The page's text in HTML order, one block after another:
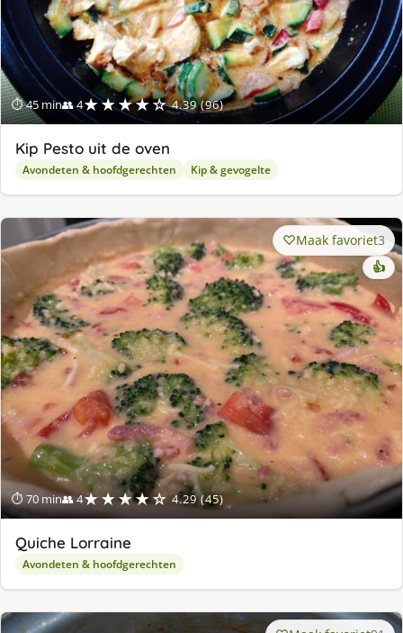
⏱ 45 min👥 4★★★★☆ 4.39 (96)
Kip Pesto uit de oven
Avondeten & hoofdgerechten Kip & gevogelte
⏱ 70 min👥 4★★★★☆ 4.29 (45)
Maak favoriet3
👍
Quiche Lorraine
Avondeten & hoofdgerechten